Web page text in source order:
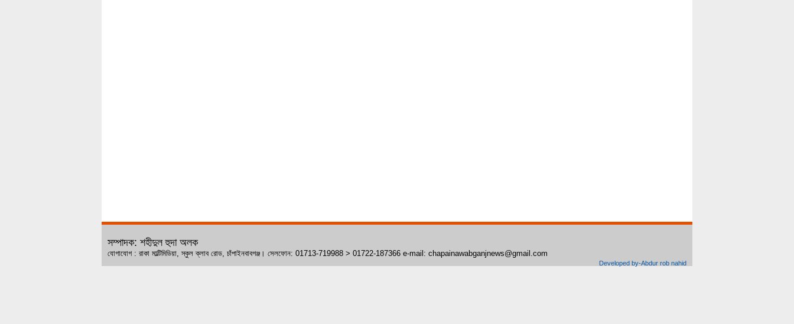
সম্পাদক: শহীদুল হুদা অলক
যোগাযোগ : রাকা মাল্টিমিডিয়া, স্কুল ক্লাব রোড, চাঁপাইনবাবগঞ্জ। সেলফোন: 01713-719988 > 01722-187366 e-mail: chapainawabganjnews@gmail.com
Developed by-Abdur rob nahid